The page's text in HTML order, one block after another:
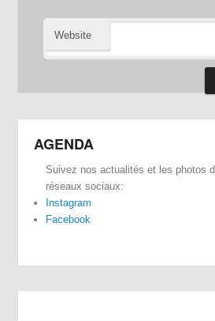
Website
AGENDA
Suivez nos actualités et les photos
réseaux sociaux:
Instagram
Facebook